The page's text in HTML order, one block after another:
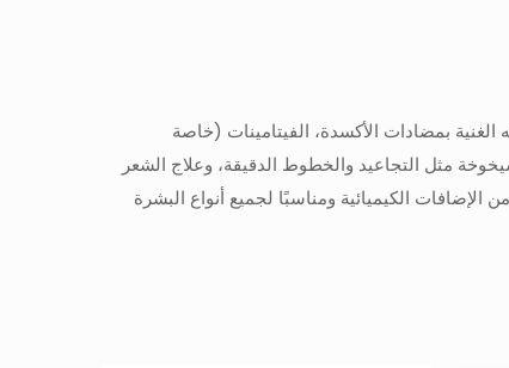
بمضادات الأكسدة، الفيتامينات (خاصة
علامات الشيخوخة مثل التجاعيد والخطوط الدقيقة، وعلاج الشعر
الإضافات الكيميائية ومناسبًا لجميع أنواع البشرة